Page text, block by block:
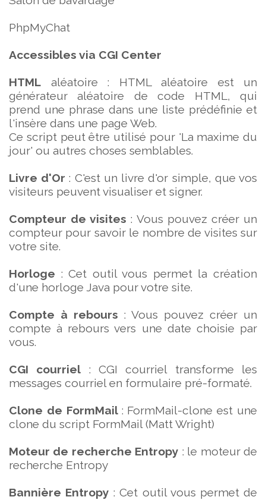
PhpMyChat
Accessibles via CGI Center
HTML aléatoire : HTML aléatoire est un
générateur aléatoire de code HTML, qui
prend une phrase dans une liste prédéfinie et
l'insère dans une page Web.
Ce script peut être utilisé pour 'La maxime du
jour' ou autres choses semblables.
Livre d'Or : C'est un livre d'or simple, que vos
visiteurs peuvent visualiser et signer.
Compteur de visites : Vous pouvez créer un
compteur pour savoir le nombre de visites sur
votre site.
Horloge : Cet outil vous permet la création
d'une horloge Java pour votre site.
Compte à rebours : Vous pouvez créer un
compte à rebours vers une date choisie par
vous.
CGI courriel : CGI courriel transforme les
messages courriel en formulaire pré-formaté.
Clone de FormMail : FormMail-clone est une
clone du script FormMail (Matt Wright)
Moteur de recherche Entropy : le moteur de
recherche Entropy
Bannière Entropy : Cet outil vous permet de